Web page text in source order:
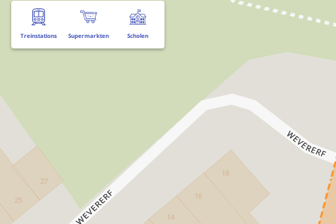
Treinstations Supermarkten Scholen